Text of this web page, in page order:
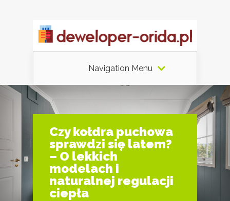
Navigation Menu
Czy kołdra puchowa
sprawdzi się latem?
– O lekkich
modelach i
naturalnej regulacji
ciepła